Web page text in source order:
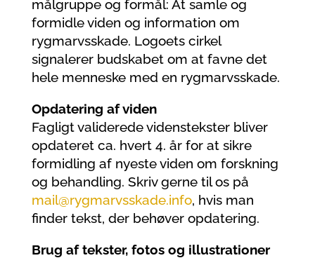
målgruppe og formål: At samle og
formidle viden og information om
rygmarvsskade. Logoets cirkel
signalerer budskabet om at favne det
hele menneske med en rygmarvsskade.
Opdatering af viden
Fagligt validerede videnstekster bliver
opdateret ca. hvert 4. år for at sikre
formidling af nyeste viden om forskning
og behandling. Skriv gerne til os på
mail@rygmarvsskade.info, hvis man
finder tekst, der behøver opdatering.
Brug af tekster, fotos og illustrationer